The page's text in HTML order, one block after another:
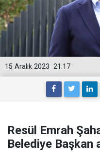
21:17
15 Aralık 2023
Resül Emrah
Belediye Başkan